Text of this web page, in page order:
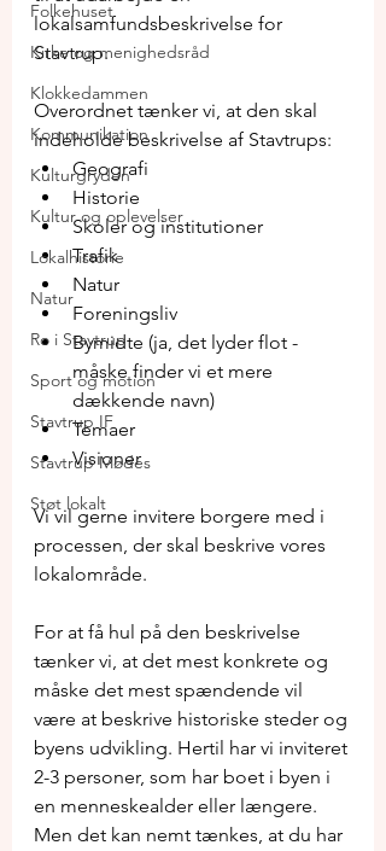
Folkehuset
Kirke og menighedsråd
Klokkedammen
Kommunikation
Kulturgryden
Kultur og oplevelser
Lokalhistorie
Natur
Ro i Stavtrup
Sport og motion
Stavtrup IF
Stavtrup Mødes
Støt lokalt
lokalsamfundsbeskrivelse for
Stavtrup.
Overordnet tænker vi, at den skal
indeholde beskrivelse af Stavtrups:
Geografi
Historie
Skoler og institutioner
Trafik
Natur
Foreningsliv
Bymidte (ja, det lyder flot -
måske finder vi et mere
dækkende navn)
Temaer
Visioner
Vi vil gerne invitere borgere med i
processen, der skal beskrive vores
lokalområde.
For at få hul på den beskrivelse
tænker vi, at det mest konkrete og
måske det mest spændende vil
være at beskrive historiske steder og
byens udvikling. Hertil har vi inviteret
2-3 personer, som har boet i byen i
en menneskealder eller længere.
Men det kan nemt tænkes, at du har